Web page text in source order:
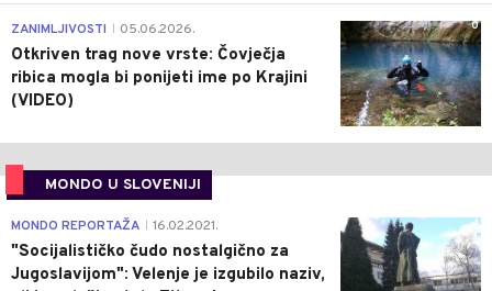
0
ZANIMLJIVOSTI 05.06.2026.
Otkriven trag nove vrste: Čovječja
ribica mogla bi ponijeti ime po Krajini
(VIDEO)
MONDO U SLOVENIJI
4
MONDO REPORTAŽA 16.02.2021.
"Socijalističko čudo nostalgično za
Jugoslavijom": Velenje je izgubilo naziv,